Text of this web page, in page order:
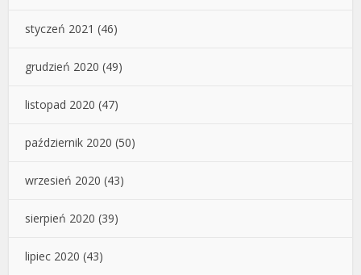
styczeń 2021 (46)
grudzień 2020 (49)
listopad 2020 (47)
październik 2020 (50)
wrzesień 2020 (43)
sierpień 2020 (39)
lipiec 2020 (43)